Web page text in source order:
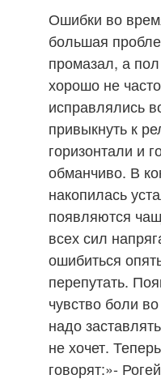
Ошибки во
большая
промазал, а
хорошо не
исправлялись
привыкнуть к
горизонтали и
обманчиво. В
накопилась
появляются
всех сил
ошибиться
перепутать.
чувство боли
надо
не хочет.
говорят:»-